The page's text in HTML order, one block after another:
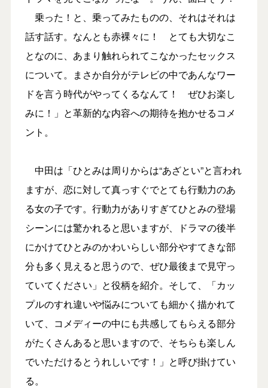
乗った！と、乗ってみたものの、それはそれは
話す話す。なんとも赤裸々に！ とても大切なこ
となのに、あまり触れられてこなかったセックス
について。まさか自分がテレビの中であんなワー
ドを言う時代がやってくるなんて！ ぜひお楽し
みに！」と革新的な内容への期待を抱かせるコメ
ント。
中田は「ひとみは周りからは“あざとい”と言われ
ますが、恋に対して真っすぐでとても行動力のあ
る女の子です。行動力がありすぎてひとみの登場
シーンには驚かれると思いますが、ドラマの後半
にかけてひとみのかわいらしい部分やすてきな部
分も多く見えると思うので、ぜひ最後まで見守っ
ていてください」と役柄を紹介。そして、「カッ
プルのすれ違いや悩みについても細かく描かれて
いて、コメディーの中にも共感してもらえる部分
がたくさんあると思いますので、そちらも楽しん
でいただけるとうれしいです！」と呼び掛けてい
る。